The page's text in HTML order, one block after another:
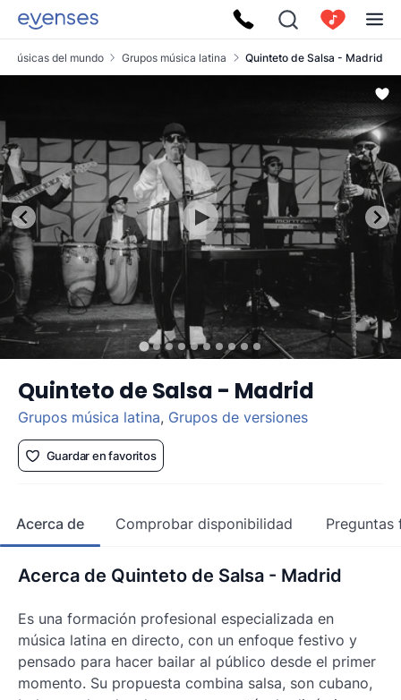
Músicas del mundo Grupos música latina Quinteto de Salsa - Madrid
Quinteto de Salsa - Madrid
Grupos música latina, Grupos de versiones
Guardar en favoritos
Acerca de Comprobar disponibilidad Preguntas
Acerca de Quinteto de Salsa - Madrid
Es una formación profesional especializada en
música latina en directo, con un enfoque festivo y
pensado para hacer bailar al público desde el primer
momento. Su propuesta combina salsa, son cubano,